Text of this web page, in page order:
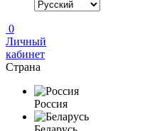
0
Личный
кабинет
Страна
Россия